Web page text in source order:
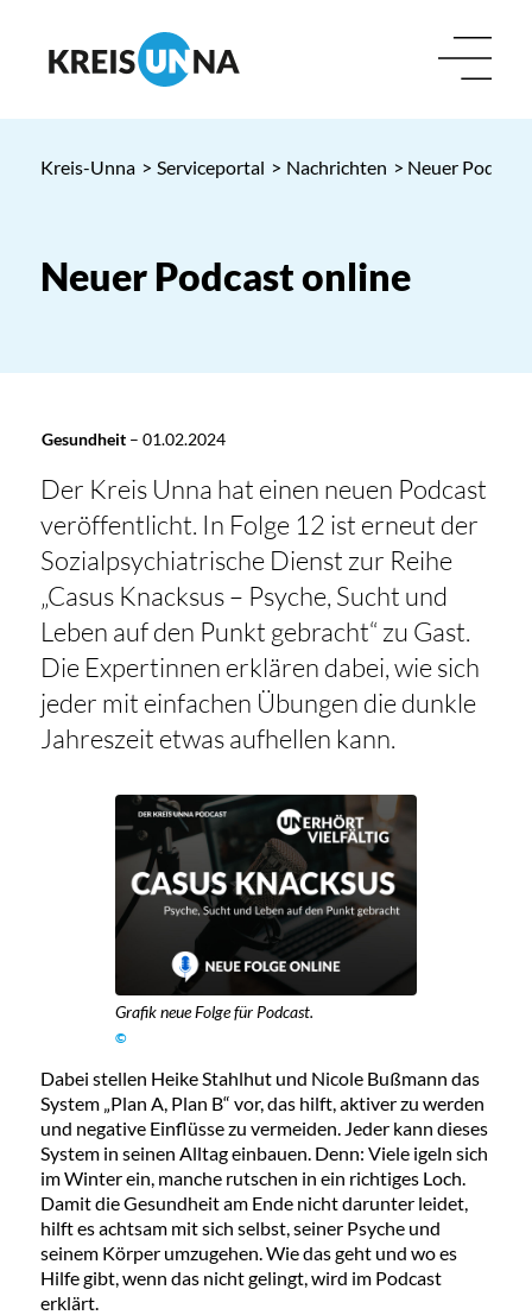
Kreis-Unna > Serviceportal > Nachrichten > Neuer
Neuer Podcast online
Gesundheit– 01.02.2024
Der Kreis Unna hat einen neuen Podcast
veröffentlicht. In Folge 12 ist erneut der
Sozialpsychiatrische Dienst zur Reihe
„Casus Knacksus – Psyche, Sucht und
Leben auf den Punkt gebracht“ zu Gast.
Die Expertinnen erklären dabei, wie sich
jeder mit einfachen Übungen die dunkle
Jahreszeit etwas aufhellen kann.
Grafik neue Folge für Podcast.
©
Dabei stellen Heike Stahlhut und Nicole Bußmann das
System „Plan A, Plan B“ vor, das hilft, aktiver zu werden
und negative Einflüsse zu vermeiden. Jeder kann dieses
System in seinen Alltag einbauen. Denn: Viele igeln sich
im Winter ein, manche rutschen in ein richtiges Loch.
Damit die Gesundheit am Ende nicht darunter leidet,
hilft es achtsam mit sich selbst, seiner Psyche und
seinem Körper umzugehen. Wie das geht und wo es
Hilfe gibt, wenn das nicht gelingt, wird im Podcast
erklärt.